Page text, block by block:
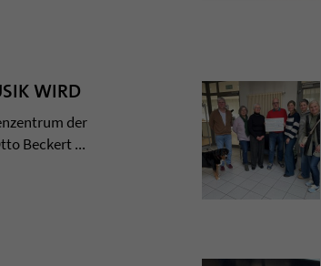
WIRD
der
Beckert ...